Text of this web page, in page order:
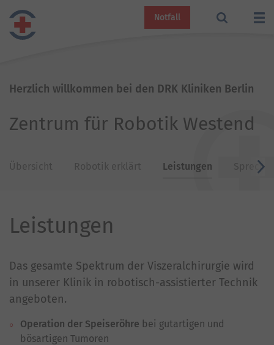
Notfall
Herzlich willkommen bei den DRK Kliniken Berlin
Zentrum für Robotik Westend
Übersicht Robotik erklärt Leistungen
Leistungen
Das gesamte Spektrum der Viszeralchirurgie wird
in unserer Klinik in robotisch-assistierter Technik
angeboten.
Operation der Speiseröhre bei gutartigen und
bösartigen Tumoren